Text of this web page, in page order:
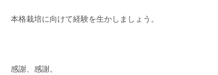
本格栽培に向けて経験を生かしましょう。
感謝、感謝。